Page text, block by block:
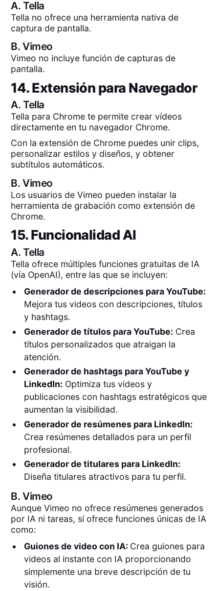
A.Tella
Tella no ofrece una herramienta nativa de
captura de pantalla.
B.Vimeo
Vimeo no incluye función de capturas de
pantalla.
14. Extensión para Navegador
A.Tella
Tella para Chrome te permite crear vídeos
directamente en tu navegador Chrome.
Con la extensión de Chrome puedes unir clips,
personalizar estilos y diseños, y obtener
subtítulos automáticos.
B.Vimeo
Los usuarios de Vimeo pueden instalar la
herramienta de grabación como extensión de
Chrome.
15. Funcionalidad AI
A.Tella
Tella ofrece múltiples funciones gratuitas de IA
(vía OpenAI), entre las que se incluyen:
Generador de descripciones para YouTube:
Mejora tus videos con descripciones, títulos
y hashtags.
Generador de títulos para YouTube: Crea
títulos personalizados que atraigan la
atención.
Generador de hashtags para YouTube y
LinkedIn: Optimiza tus videos y
publicaciones con hashtags estratégicos que
aumentan la visibilidad.
Generador de resúmenes para LinkedIn:
Crea resúmenes detallados para un perfil
profesional.
Generador de titulares para LinkedIn:
Diseña titulares atractivos para tu perfil.
B.Vimeo
Aunque Vimeo no ofrece resúmenes generados
por IA ni tareas, sí ofrece funciones únicas de IA
como:
Guiones de video con IA: Crea guiones para
videos al instante con IA proporcionando
simplemente una breve descripción de tu
visión.